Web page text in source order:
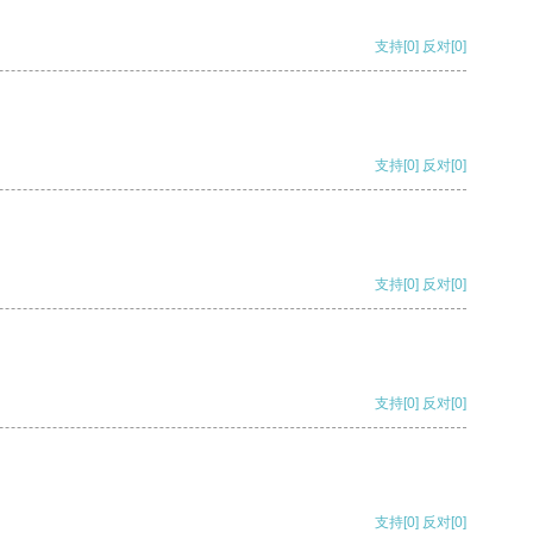
支持[0] 反对[0]
支持[0] 反对[0]
支持[0] 反对[0]
支持[0] 反对[0]
支持[0] 反对[0]